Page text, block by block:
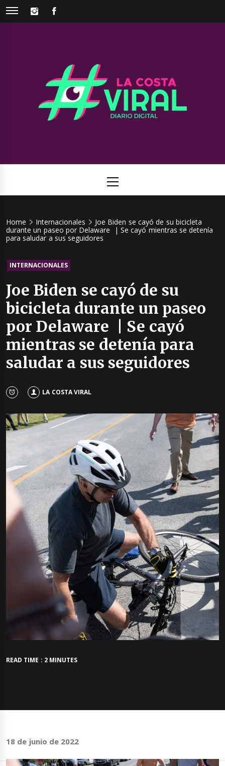
Skip
INSTAGRAM
Viral
Menu
Home Internacionales
Joe Biden se cayó de su bicicleta
durante un paseo por Delaware | Se cayó mientras se detenía
para saludar a sus seguidores
INTERNACIONALES
Joe Biden se cayó de su
bicicleta durante un paseo
por Delaware | Se cayó
mientras se detenía para
saludar a sus seguidores
LA COSTA VIRAL
READ TIME : 2 MINUTES
18 de junio de 2022